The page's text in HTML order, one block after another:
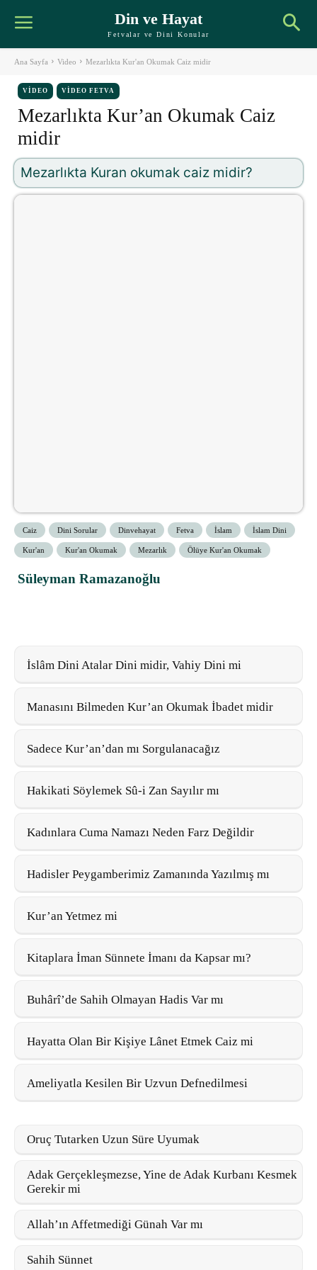
Din ve Hayat
Fetvalar ve Dini Konular
Ana Sayfa Video Mezarlıkta Kur'an Okumak Caiz midir
VIDEO VIDEO FETVA
Mezarlıkta Kur’an Okumak Caiz
midir
Mezarlıkta Kuran okumak caiz midir?
Caiz Dini Sorular Dinvehayat Fetva İslam İslam Dini
Kur'an Kur'an Okumak Mezarlık Ölüye Kur'an Okumak
Süleyman Ramazanoğlu
İslâm Dini Atalar Dini midir, Vahiy Dini mi
Manasını Bilmeden Kur’an Okumak İbadet midir
Sadece Kur’an’dan mı Sorgulanacağız
Hakikati Söylemek Sû-i Zan Sayılır mı
Kadınlara Cuma Namazı Neden Farz Değildir
Hadisler Peygamberimiz Zamanında Yazılmış mı
Kur’an Yetmez mi
Kitaplara İman Sünnete İmanı da Kapsar mı?
Buhârî’de Sahih Olmayan Hadis Var mı
Hayatta Olan Bir Kişiye Lânet Etmek Caiz mi
Ameliyatla Kesilen Bir Uzvun Defnedilmesi
Oruç Tutarken Uzun Süre Uyumak
Adak Gerçekleşmezse, Yine de Adak Kurbanı Kesmek
Gerekir mi
Allah’ın Affetmediği Günah Var mı
Sahih Sünnet